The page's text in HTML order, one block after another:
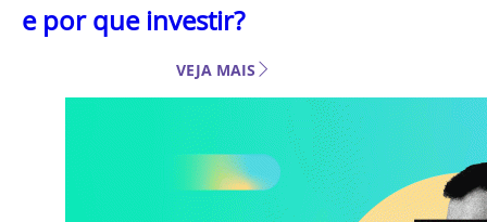
e por que investir?
VEJA MAIS